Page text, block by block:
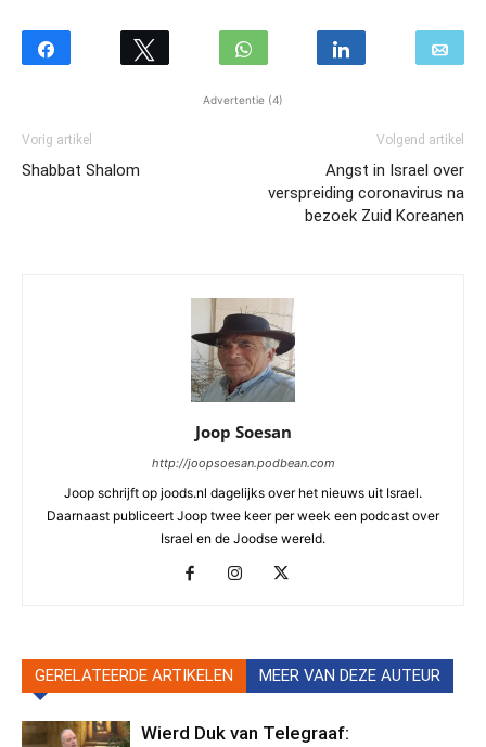
Advertentie (4)
Vorig artikel
Shabbat Shalom
Volgend artikel
Angst in Israel over
verspreiding coronavirus na
bezoek Zuid Koreanen
Joop Soesan
http://joopsoesan.podbean.com
Joop schrijft op joods.nl dagelijks over het nieuws uit Israel.
Daarnaast publiceert Joop twee keer per week een podcast over
Israel en de Joodse wereld.
GERELATEERDE ARTIKELEN MEER VAN DEZE AUTEUR
Wierd Duk van Telegraaf: